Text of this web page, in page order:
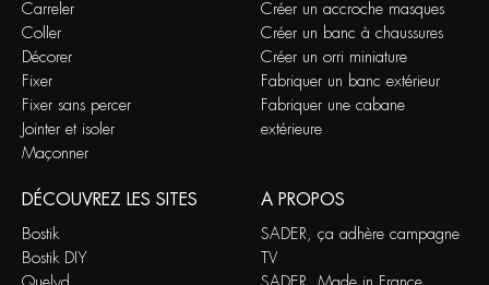
Carreler
Coller
Décorer
Fixer
Fixer sans percer
Jointer et isoler
Maçonner
Créer un accroche masques
Créer un banc à chaussures
Créer un orri miniature
Fabriquer un banc extérieur
Fabriquer une cabane
extérieure
DÉCOUVREZ LES SITES
Bostik
Bostik DIY
A PROPOS
SADER, ça adhère campagne
TV